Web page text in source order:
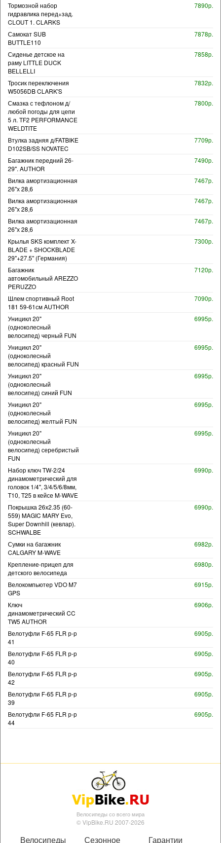
Тормозной набор
гидравлика перед+зад.
CLOUT 1. CLARKS
7890р.
Самокат SUB
BUTTLE110
7878р.
Сиденье детское на
раму LITTLE DUCK
BELLELLI
7858р.
Тросик переключения
W5056DB CLARK'S
7832р.
Смазка с тефлоном д/
любой погоды для цепи
5 л. TF2 PERFORMANCE
WELDTITE
7800р.
Втулка задняя д/FATBIKE
D102SB/SS NOVATEC
7709р.
Багажник передний 26-
29". AUTHOR
7490р.
Вилка амортизационная
26"х 28,6
7467р.
Вилка амортизационная
26"х 28,6
7467р.
Вилка амортизационная
26"х 28,6
7467р.
Крылья SKS комплект X-
BLADE + SHOCKBLADE
29"+27.5" (Германия)
7300р.
Багажник
автомобильный AREZZO
PERUZZO
7120р.
Шлем спортивный Root
181 59-61см AUTHOR
7090р.
Уницикл 20"
(одноколесный
велосипед) черный FUN
6995р.
Уницикл 20"
(одноколесный
велосипед) красный FUN
6995р.
Уницикл 20"
(одноколесный
велосипед) синий FUN
6995р.
Уницикл 20"
(одноколесный
велосипед) желтый FUN
6995р.
Уницикл 20"
(одноколесный
велосипед) серебристый
FUN
6995р.
Набор ключ TW-2/24
динамометрический для
головок 1/4", 3/4/5/6/8мм,
T10, T25 в кейсе M-WAVE
6990р.
Покрышка 26x2.35 (60-
559) MAGIC MARY Evo,
Super Downhill (кевлар).
SCHWALBE
6990р.
Сумки на багажник
CALGARY M-WAVE
6982р.
Крепление-прицеп для
детского велосипеда
6980р.
Велокомпьютер VDO M7
GPS
6915р.
Ключ
динамометрический CC
TW5 AUTHOR
6906р.
Велотуфли F-65 FLR р-р
41
6905р.
Велотуфли F-65 FLR р-р
40
6905р.
Велотуфли F-65 FLR р-р
42
6905р.
Велотуфли F-65 FLR р-р
39
6905р.
Велотуфли F-65 FLR р-р
44
6905р.
Велосипеды со всего мира
© VipBike.RU 2007-2026
Велосипеды Сезонное Гарантии